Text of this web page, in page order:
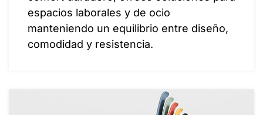
espacios laborales y de ocio
manteniendo un equilibrio entre diseño,
comodidad y resistencia.